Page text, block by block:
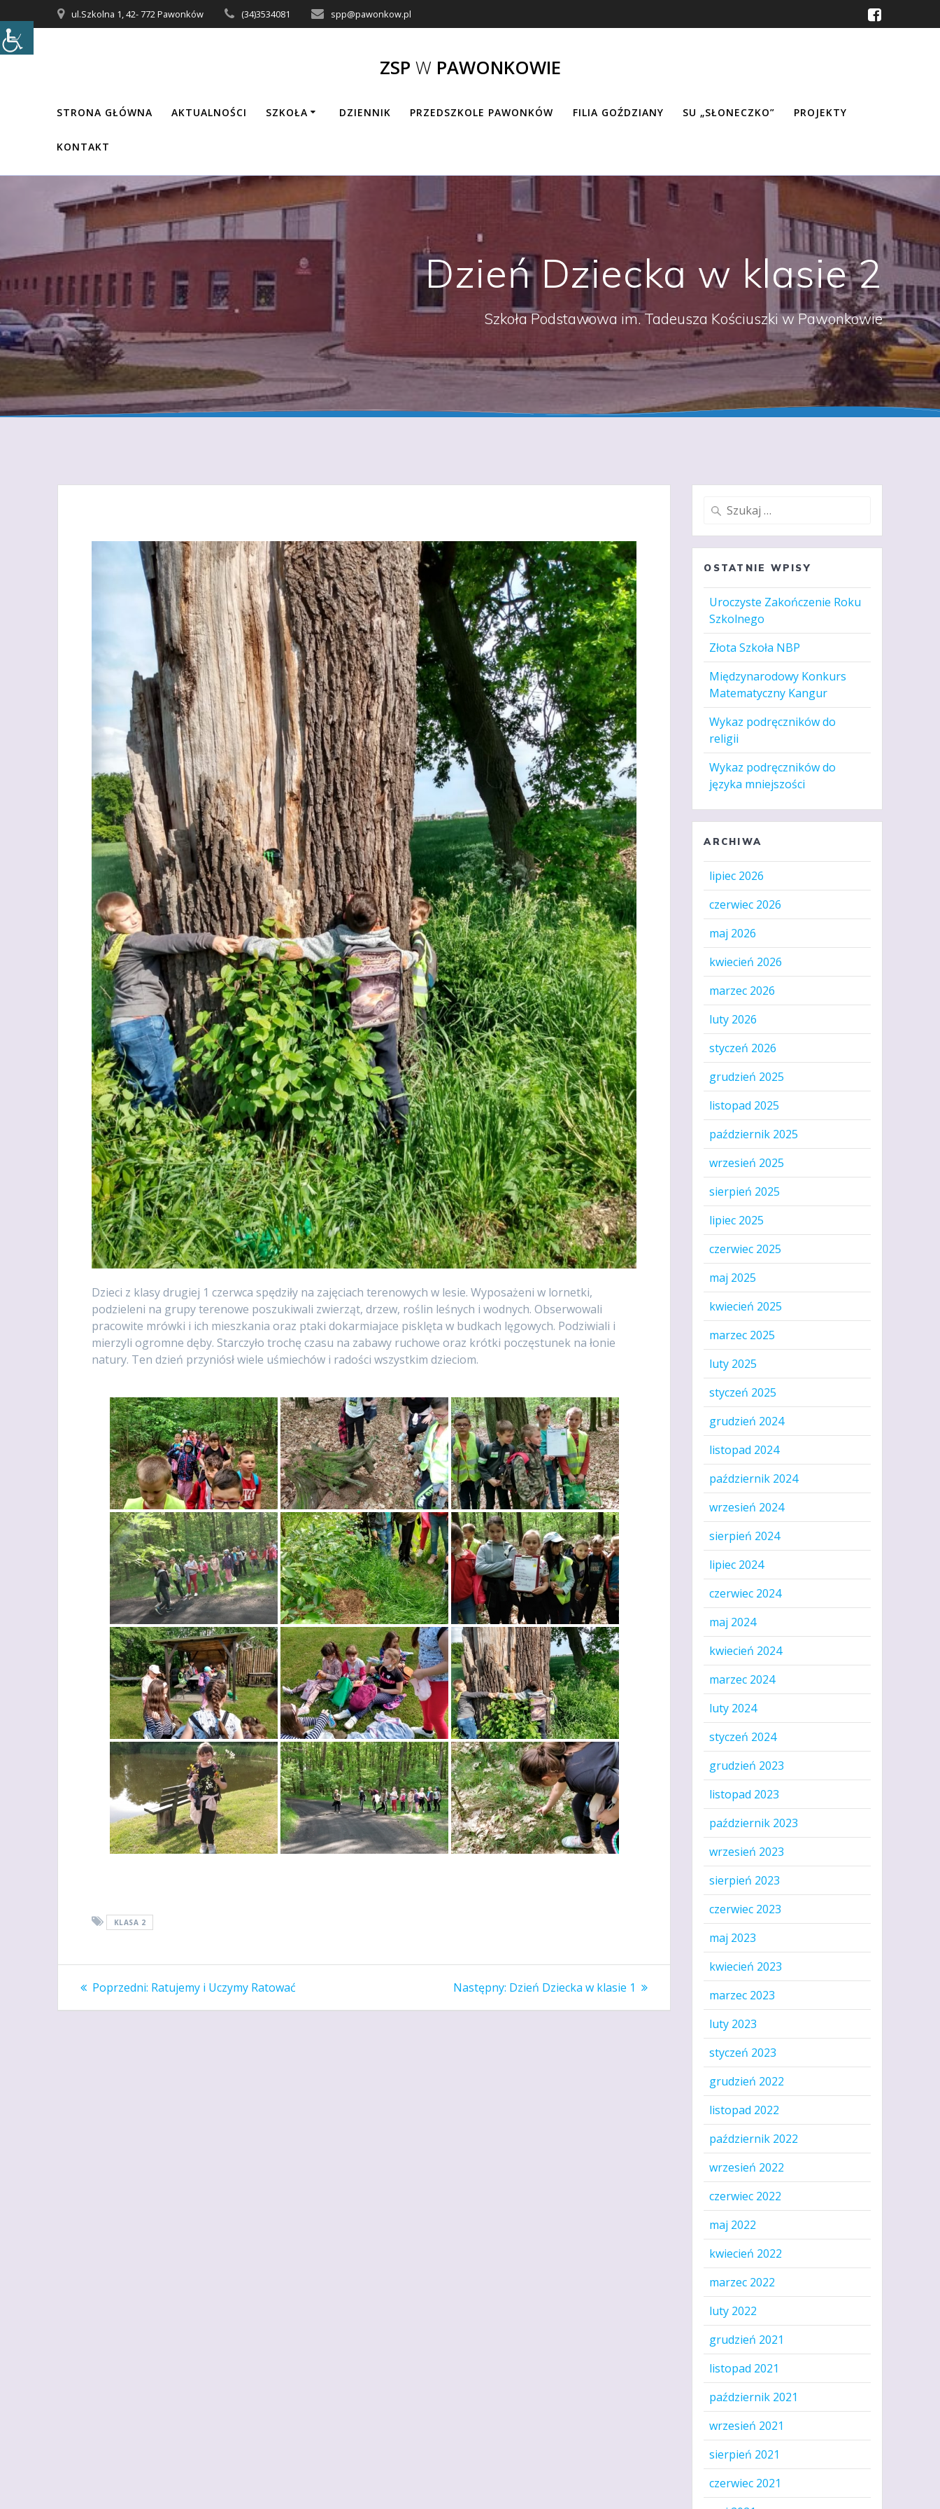
do
treści
ul.Szkolna 1, 42- 772 Pawonków (34)3534081 spp@pawonkow.pl
ZSP W PAWONKOWIE
STRONA GŁÓWNA AKTUALNOŚCI SZKOŁA DZIENNIK PRZEDSZKOLE PAWONKÓW FILIA GOŹDZIANY SU „SŁONECZKO” PROJEKTY
KONTAKT
Dzień Dziecka w klasie 2
Szkoła Podstawowa im. Tadeusza Kościuszki w Pawonkowie
Dzieci z klasy drugiej 1 czerwca spędziły na zajęciach terenowych w lesie. Wyposażeni w lornetki,
podzieleni na grupy terenowe poszukiwali zwierząt, drzew, roślin leśnych i wodnych. Obserwowali
pracowite mrówki i ich mieszkania oraz ptaki dokarmiajace pisklęta w budkach lęgowych. Podziwiali i
mierzyli ogromne dęby. Starczyło trochę czasu na zabawy ruchowe oraz krótki poczęstunek na łonie
natury. Ten dzień przyniósł wiele uśmiechów i radości wszystkim dzieciom.
KLASA 2
Nawigacja
wpisu
Poprzedni: Poprzedni
Ratujemy i Uczymy Ratować Następny: Następny
Dzień Dziecka w klasie 1
Szukaj:
OSTATNIE WPISY
Uroczyste Zakończenie Roku
Szkolnego
Złota Szkoła NBP
Międzynarodowy Konkurs
Matematyczny Kangur
Wykaz podręczników do
religii
Wykaz podręczników do
języka mniejszości
ARCHIWA
lipiec 2026
czerwiec 2026
maj 2026
kwiecień 2026
marzec 2026
luty 2026
styczeń 2026
grudzień 2025
listopad 2025
październik 2025
wrzesień 2025
sierpień 2025
lipiec 2025
czerwiec 2025
maj 2025
kwiecień 2025
marzec 2025
luty 2025
styczeń 2025
grudzień 2024
listopad 2024
październik 2024
wrzesień 2024
sierpień 2024
lipiec 2024
czerwiec 2024
maj 2024
kwiecień 2024
marzec 2024
luty 2024
styczeń 2024
grudzień 2023
listopad 2023
październik 2023
wrzesień 2023
sierpień 2023
czerwiec 2023
maj 2023
kwiecień 2023
marzec 2023
luty 2023
styczeń 2023
grudzień 2022
listopad 2022
październik 2022
wrzesień 2022
czerwiec 2022
maj 2022
kwiecień 2022
marzec 2022
luty 2022
grudzień 2021
listopad 2021
październik 2021
wrzesień 2021
sierpień 2021
czerwiec 2021